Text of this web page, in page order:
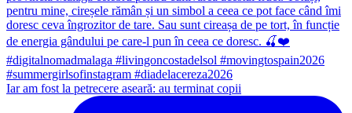
Iar am fost la petrecere aseară: au terminat copii